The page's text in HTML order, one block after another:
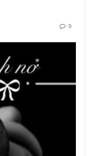
Nên Nỗi?
Trở Thành “Đứa
9